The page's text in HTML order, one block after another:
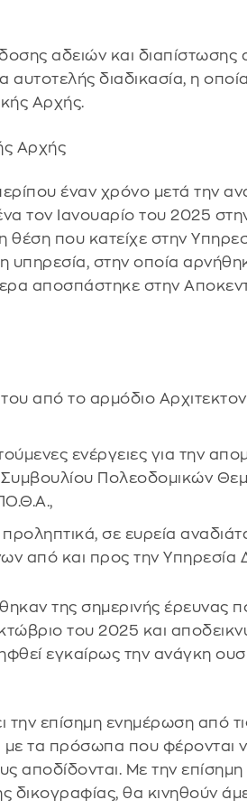
αδειών και διαπίστωσης
αυτοτελής διαδικασία, η
Αρχής.
Αρχής
έναν χρόνο μετά την
τον Ιανουαρίο του 2025
θέση που κατείχε στην
στην οποία
αποσπάστηκε στην
από το αρμόδιο
ενέργειες για την
Πολεοδομικών
σε ευρεία
από και προς την Υπηρεσία
της σημερινής έρευνας
του 2025 και
εγκαίρως την ανάγκη
την επίσημη ενημέρωση από
με τα πρόσωπα που φέρονται
αποδίδονται. Με την
δικογραφίας, θα κινηθούν